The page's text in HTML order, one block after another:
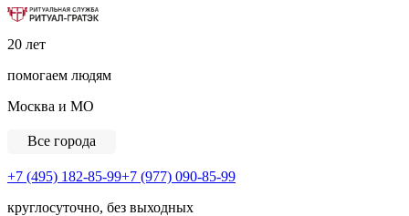
Ритуальная Служба «Ритуал-ГРАТЭК»
20 лет
помогаем людям
Москва и МО
Все города
+7 (495) 182-85-99+7 (977) 090-85-99
круглосуточно, без выходных